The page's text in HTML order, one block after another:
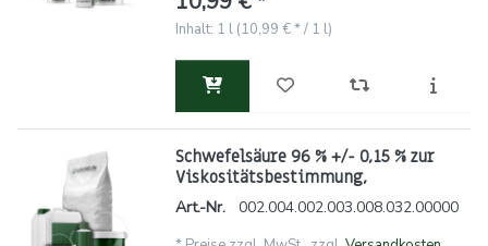
Inhalt: 1 l (10,99 € * / 1 l)
Schwefelsäure 96 % +/- 0,15 % zur
Viskositätsbestimmung,
Art.-Nr. 002.004.002.003.008.032.00000